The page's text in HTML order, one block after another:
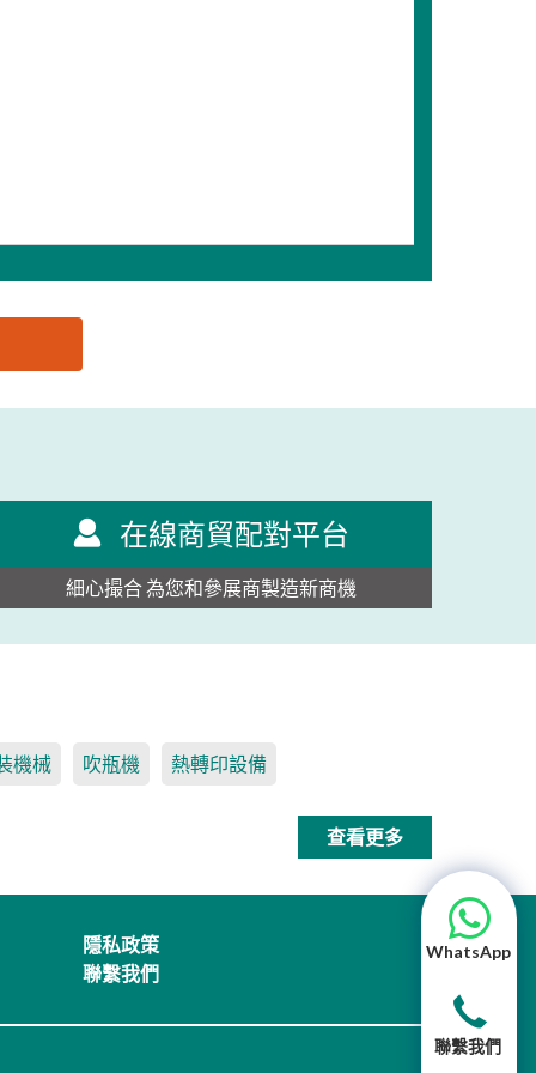
在線商貿配對平台
細心撮合 為您和參展商製造新商機
機械 吹瓶機 熱轉印設備
查看更多
隱私政策
聯繫我們
WhatsApp
聯繫我們